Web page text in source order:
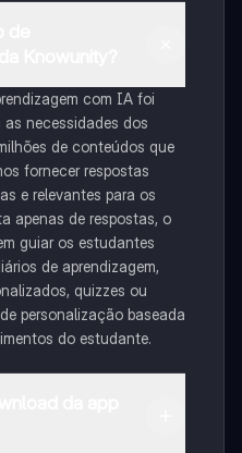
com IA foi
necessidades dos
de conteúdos que
fornecer respostas
e relevantes para os
apenas de respostas, o
guiar os estudantes
de aprendizagem,
quizzes ou
personalização baseada
do estudante.